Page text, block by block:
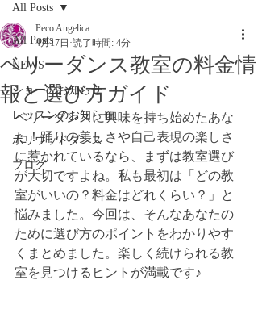
All Posts
NEWS
ショーのお知らせ
レッスンのお知らせ
ボリウッドダンス
ブログ
All Posts
ベリーダンス教室の料金情
報と選び方ガイド
Peco Angelica
4月17日 読了時間: 4分
ベリーダンスに興味を持ち始めたあな
た！踊りの美しさや自己表現の楽しさ
に惹かれているなら、まずは教室選び
が大切ですよね。私も最初は「どの教
室がいいの？料金はどれくらい？」と
悩みました。今回は、そんなあなたの
ために選び方のポイントをわかりやす
くまとめました。楽しく続けられる教
室を見つけるヒントが満載です♪